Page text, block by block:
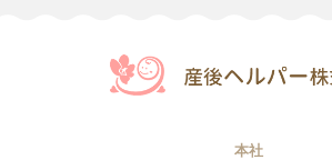
本社